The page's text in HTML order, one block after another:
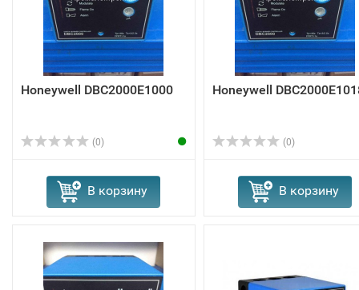
Honeywell DBC2000E1000
(0)
В корзину
Honeywell
(0)
В корзину